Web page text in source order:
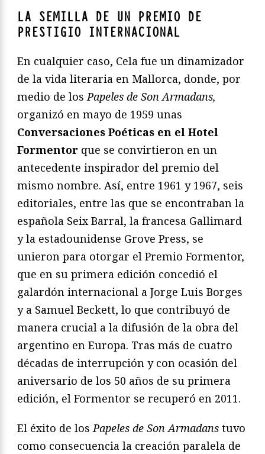
LA SEMILLA DE UN PREMIO DE
PRESTIGIO INTERNACIONAL
En cualquier caso, Cela fue un dinamizador
de la vida literaria en Mallorca, donde, por
medio de losPapeles de Son Armadans,
organizó en mayo de 1959 unas
Conversaciones Poéticas en el Hotel
Formentor que se convirtieron en un
antecedente inspirador del premio del
mismo nombre. Así, entre 1961 y 1967, seis
editoriales, entre las que se encontraban la
española Seix Barral, la francesa Gallimard
y la estadounidense Grove Press, se
unieron para otorgar el Premio Formentor,
que en su primera edición concedió el
galardón internacional a Jorge Luis Borges
y a Samuel Beckett, lo que contribuyó de
manera crucial a la difusión de la obra del
argentino en Europa. Tras más de cuatro
décadas de interrupción y con ocasión del
aniversario de los 50 años de su primera
edición, el Formentor se recuperó en 2011.
El éxito de losPapeles de Son Armadans tuvo
como consecuencia la creación paralela de